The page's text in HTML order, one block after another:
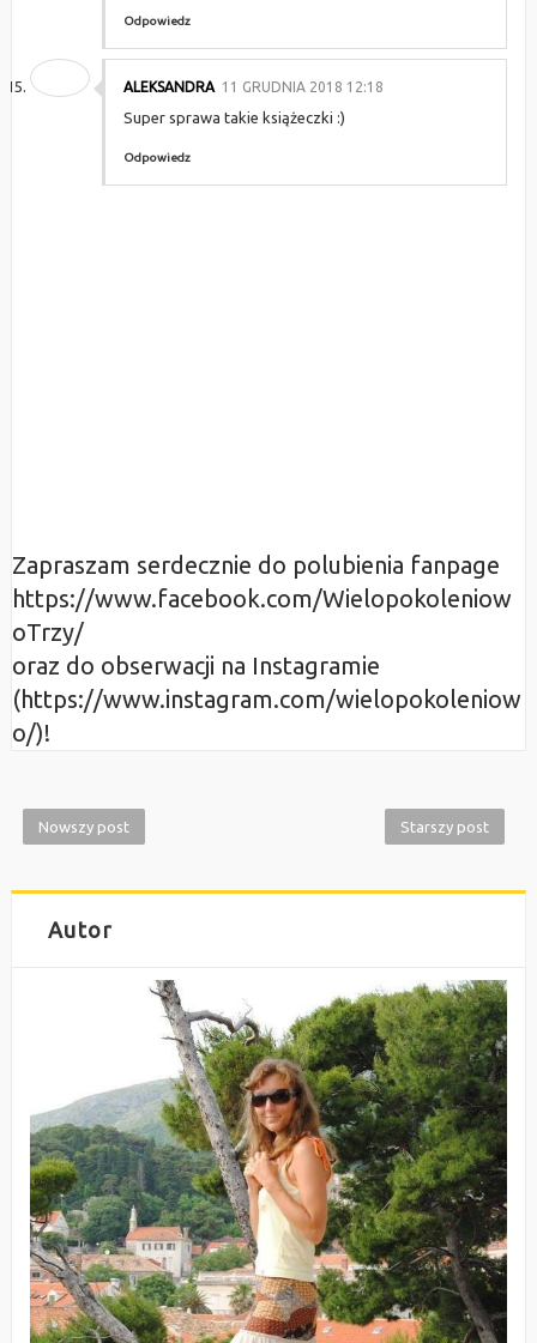
Odpowiedz
ALEKSANDRA 11 GRUDNIA 2018 12:18
Super sprawa takie książeczki :)
Odpowiedz
Zapraszam serdecznie do polubienia fanpage
https://www.facebook.com/Wielopokoleniow
oTrzy/
oraz do obserwacji na Instagramie
(https://www.instagram.com/wielopokoleniow
o/)!
Nowszy post Starszy post
Autor